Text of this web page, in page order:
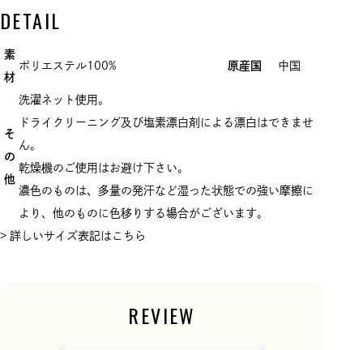
DETAIL
素
材
ポリエステル100% 原産国 中国
そ
の
他
洗濯ネット使用。
ドライクリーニング及び塩素漂白剤による漂白はできませ
ん。
乾燥機のご使用はお避け下さい。
濃色のものは、多量の発汗など湿った状態での強い摩擦に
より、他のものに色移りする場合がございます。
> 詳しいサイズ表記はこちら
REVIEW